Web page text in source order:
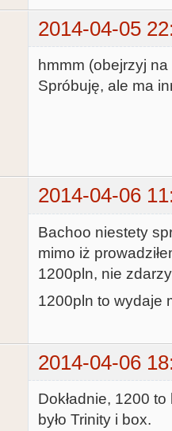
2014-04-05
hmmm (obejrzyj na
Spróbuję, ale ma
2014-04-06
Bachoo niestety
mimo iż
1200pln, nie
1200pln to wydaje
2014-04-06
Dokładnie, 1200
było Trinity i box.